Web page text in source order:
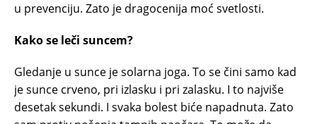
u prevenciju. Zato je dragocenija moć svetlosti.
Kako se leči suncem?
Gledanje u sunce je solarna joga. To se čini samo kad
je sunce crveno, pri izlasku i pri zalasku. I to najviše
desetak sekundi. I svaka bolest biće napadnuta. Zato